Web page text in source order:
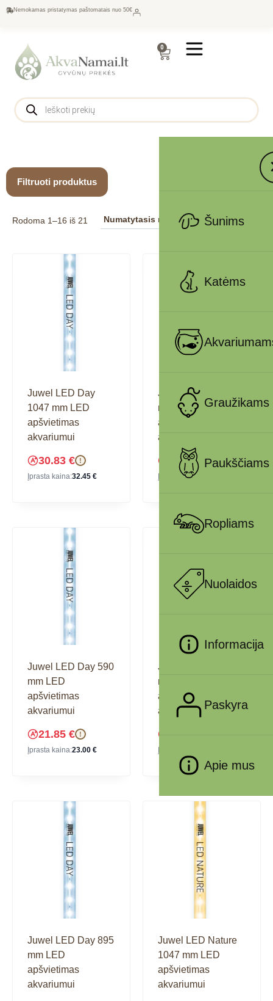
Nemokamas pristatymas paštomatais nuo 50€
0
Šunims
Katėms
Graužikams
Paukščiams
Ropliams
Nuolaidos
Informacija
Paskyra
Apie mus
Filtruoti produktus
Rodoma 1–16 iš 21
Juwel LED Day
1047 mm LED
apšvietimas
akvariumui
30.83 € !
Įprasta kaina:32.45 €
Juwel LED Day 438
mm LED
apšvietimas
akvariumui
20.19 € !
Įprasta kaina:
Juwel LED Day 590
mm LED
apšvietimas
akvariumui
21.85 € !
Įprasta kaina:23.00 €
Juwel LED Day 742
mm LED
apšvietimas
akvariumui
Juwel LED Day 895
mm LED
apšvietimas
akvariumui
Juwel LED Nature
1047 mm LED
apšvietimas
akvariumui